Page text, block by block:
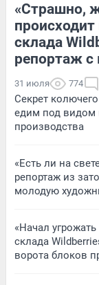
3 Обсудить
«Страшно,
склада
репортаж с
31 июля 774
Секрет
едим под видом
производства
«Есть ли на
репортаж из
молодую
«Начал
склада
ворота блоков